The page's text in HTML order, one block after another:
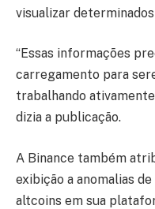
visualizar
“Essas informações
carregamento para
trabalhando
dizia a publicação.
A Binance também
exibição a anomalias
altcoins em sua